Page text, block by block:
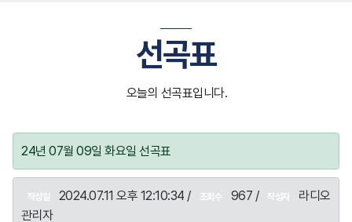
선곡표
오늘의 선곡표입니다.
24년 07월 09일 화요일 선곡표
작성일 2024.07.11 오후 12:10:34 / 조회수 967 / 작성자
라디오
관리자